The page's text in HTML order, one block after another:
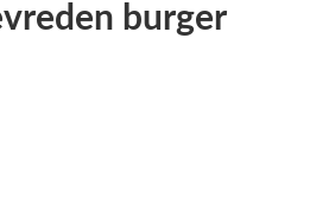
burger